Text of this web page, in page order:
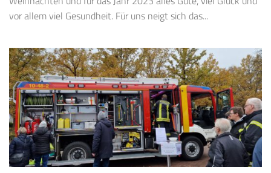
vor allem viel Gesundheit. Für uns neigt sich das...